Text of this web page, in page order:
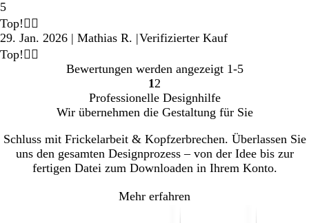
5
Top!👍🏼
29. Jan. 2026 | Mathias R. |Verifizierter Kauf
Top!👍🏼
Bewertungen werden angezeigt 1-5
Gehe
zu
Seite
1 Gehe
zu
Seite
2
Professionelle Designhilfe
Wir übernehmen die Gestaltung für Sie
Schluss mit Frickelarbeit & Kopfzerbrechen. Überlassen Sie
uns den gesamten Designprozess – von der Idee bis zur
fertigen Datei zum Downloaden in Ihrem Konto.
Mehr erfahren